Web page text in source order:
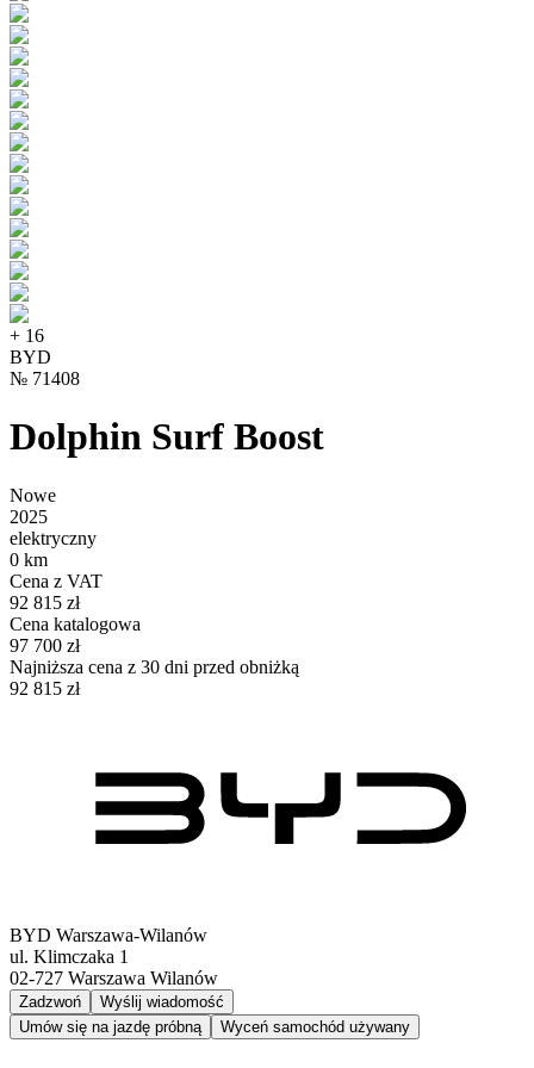
+ 16
BYD
№ 71408
Dolphin Surf Boost
Nowe
2025
elektryczny
0 km
Cena z VAT
92 815 zł
Cena katalogowa
97 700 zł
Najniższa cena z 30 dni przed obniżką
92 815 zł
BYD Warszawa-Wilanów
ul. Klimczaka 1
02-727 Warszawa Wilanów
Zadzwoń
Wyślij wiadomość
Umów się na jazdę próbną
Wyceń samochód używany